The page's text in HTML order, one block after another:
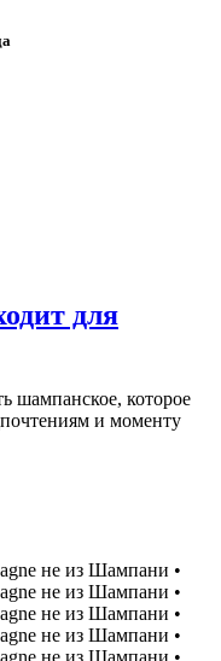
для
шампанское, которое
и моменту
не из Шампани •
не из Шампани •
не из Шампани •
не из Шампани •